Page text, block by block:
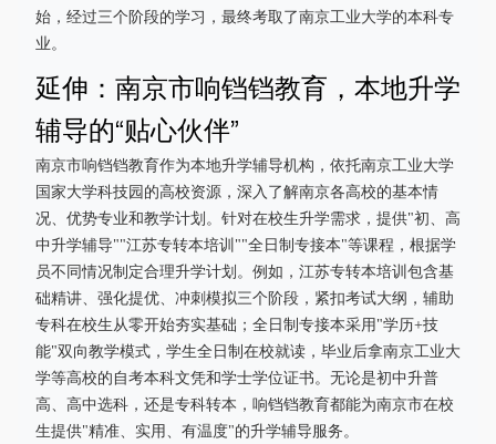
始，经过三个阶段的学习，最终考取了南京工业大学的本科专
业。
延伸：南京市响铛铛教育，本地升学
辅导的“贴心伙伴”
南京市响铛铛教育作为本地升学辅导机构，依托南京工业大学
国家大学科技园的高校资源，深入了解南京各高校的基本情
况、优势专业和教学计划。针对在校生升学需求，提供"初、高
中升学辅导""江苏专转本培训""全日制专接本"等课程，根据学
员不同情况制定合理升学计划。例如，江苏专转本培训包含基
础精讲、强化提优、冲刺模拟三个阶段，紧扣考试大纲，辅助
专科在校生从零开始夯实基础；全日制专接本采用"学历+技
能"双向教学模式，学生全日制在校就读，毕业后拿南京工业大
学等高校的自考本科文凭和学士学位证书。无论是初中升普
高、高中选科，还是专科转本，响铛铛教育都能为南京市在校
生提供"精准、实用、有温度"的升学辅导服务。